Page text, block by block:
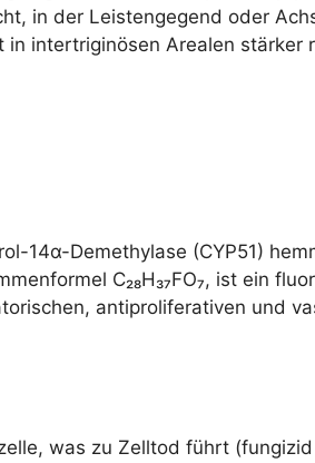
in der Leistengegend oder
intertriginösen Arealen stärker
14α-Demethylase (CYP51)
C₂₈H₃₇FO₇, ist ein
antiproliferativen und
was zu Zelltod führt